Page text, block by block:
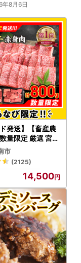
8月6日
ド発送】【畜産農
量限定 厳選 宮崎
肉 計800g FN-Li
26-2W
市
(2125)
14,500